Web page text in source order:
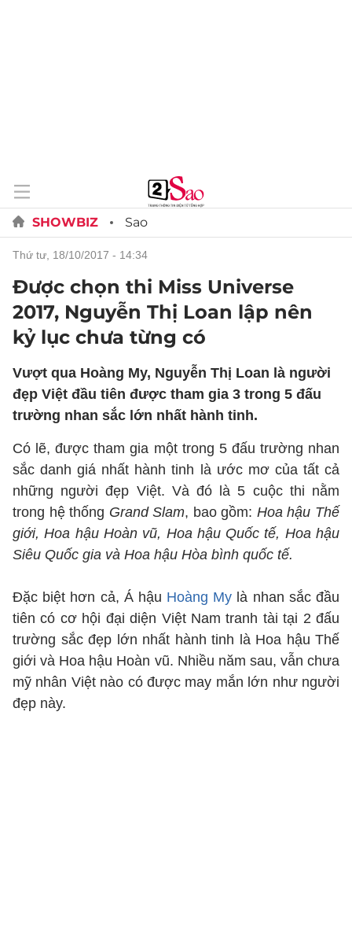
SHOWBIZ Sao
thứ tư, 18/10/2017 - 14:34
Được chọn thi Miss Universe
2017, Nguyễn Thị Loan lập nên
kỷ lục chưa từng có
Vượt qua Hoàng My, Nguyễn Thị Loan là người
đẹp Việt đầu tiên được tham gia 3 trong 5 đấu
trường nhan sắc lớn nhất hành tinh.
Có lẽ, được tham gia một trong 5 đấu trường nhan
sắc danh giá nhất hành tinh là ước mơ của tất cả
những người đẹp Việt. Và đó là 5 cuộc thi nằm
trong hệ thống Grand Slam, bao gồm: Hoa hậu Thế
giới, Hoa hậu Hoàn vũ, Hoa hậu Quốc tế, Hoa hậu
Siêu Quốc gia và Hoa hậu Hòa bình quốc tế.
Đặc biệt hơn cả, Á hậu Hoàng My là nhan sắc đầu
tiên có cơ hội đại diện Việt Nam tranh tài tại 2 đấu
trường sắc đẹp lớn nhất hành tinh là Hoa hậu Thế
giới và Hoa hậu Hoàn vũ. Nhiều năm sau, vẫn chưa
mỹ nhân Việt nào có được may mắn lớn như người
đẹp này.